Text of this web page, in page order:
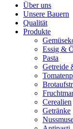
Über uns
Unsere Bauern
Qualität
Produkte
Essig &
Pasta
Getreide
Cerealien
Getränke